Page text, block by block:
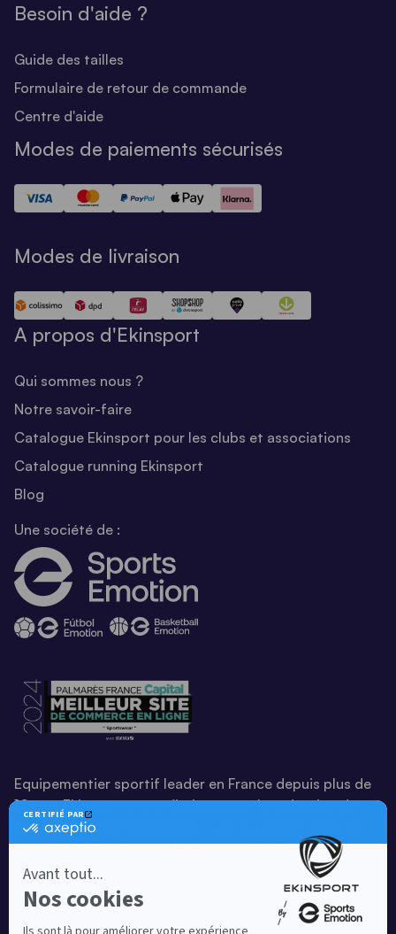
Besoin d'aide ?
Guide des tailles
Formulaire de retour de commande
Centre d'aide
Modes de paiements sécurisés
Modes de livraison
A propos d'Ekinsport
Qui sommes nous ?
Notre savoir-faire
Catalogue Ekinsport pour les clubs et associations
Catalogue running Ekinsport
Blog
Une société de :
Equipementier sportif leader en France depuis plus de
10 ans, Ekinsport a été distingué par la rédaction de
Capital dans son classement des « Meilleurs sites de
commerce en ligne 2024 », catégorie Sportswear.
En savoir plus